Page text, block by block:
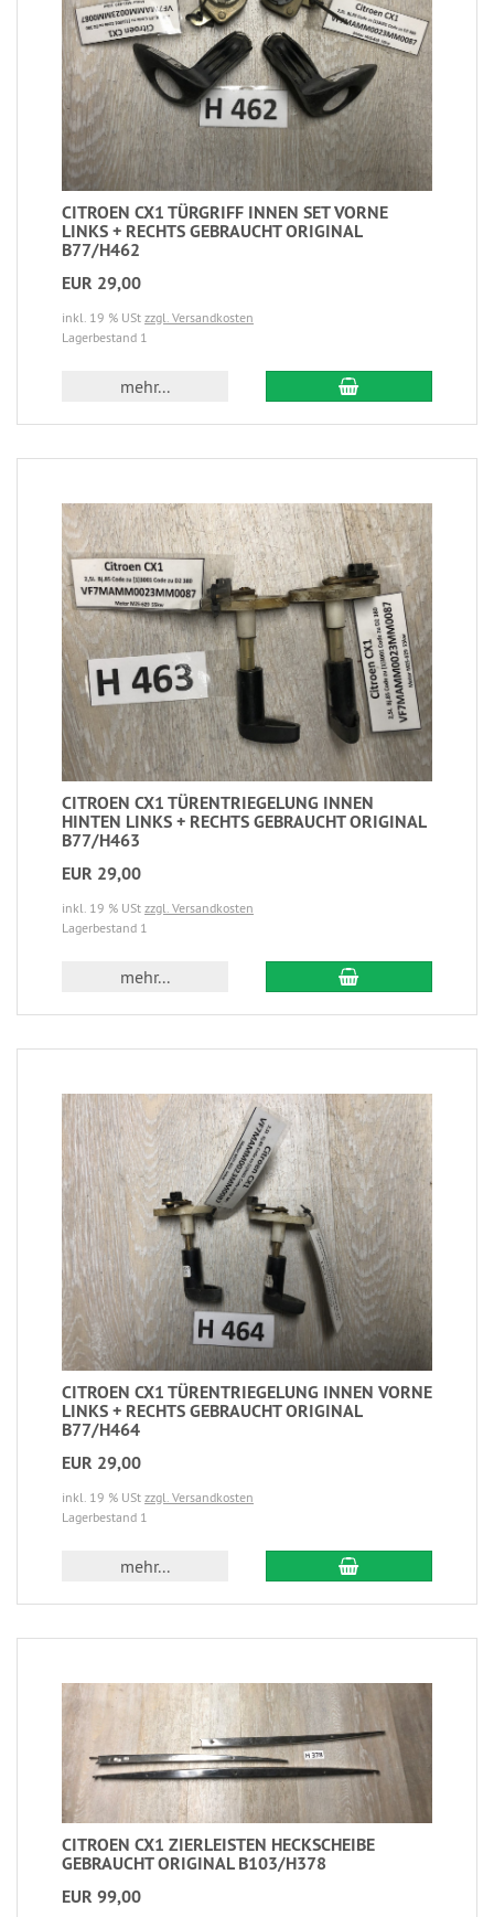
CITROEN CX1 TÜRGRIFF INNEN SET VORNE
LINKS + RECHTS GEBRAUCHT ORIGINAL
B77/H462
EUR 29,00
inkl. 19 % USt zzgl. Versandkosten
Lagerbestand 1
mehr...
CITROEN CX1 TÜRENTRIEGELUNG INNEN
HINTEN LINKS + RECHTS GEBRAUCHT ORIGINAL
B77/H463
EUR 29,00
inkl. 19 % USt zzgl. Versandkosten
Lagerbestand 1
mehr...
CITROEN CX1 TÜRENTRIEGELUNG INNEN VORNE
LINKS + RECHTS GEBRAUCHT ORIGINAL
B77/H464
EUR 29,00
inkl. 19 % USt zzgl. Versandkosten
Lagerbestand 1
mehr...
CITROEN CX1 ZIERLEISTEN HECKSCHEIBE
GEBRAUCHT ORIGINAL B103/H378
EUR 99,00